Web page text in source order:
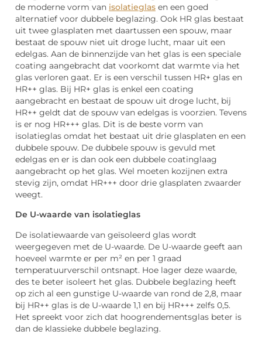
de moderne vorm van isolatieglas en een goed
alternatief voor dubbele beglazing. Ook HR glas bestaat
uit twee glasplaten met daartussen een spouw, maar
bestaat de spouw niet uit droge lucht, maar uit een
edelgas. Aan de binnenzijde van het glas is een speciale
coating aangebracht dat voorkomt dat warmte via het
glas verloren gaat. Er is een verschil tussen HR+ glas en
HR++ glas. Bij HR+ glas is enkel een coating
aangebracht en bestaat de spouw uit droge lucht, bij
HR++ geldt dat de spouw van edelgas is voorzien. Tevens
is er nog HR+++ glas. Dit is de beste vorm van
isolatieglas omdat het bestaat uit drie glasplaten en een
dubbele spouw. De dubbele spouw is gevuld met
edelgas en er is dan ook een dubbele coatinglaag
aangebracht op het glas. Wel moeten kozijnen extra
stevig zijn, omdat HR+++ door drie glasplaten zwaarder
weegt.
De U-waarde van isolatieglas
De isolatiewaarde van geïsoleerd glas wordt
weergegeven met de U-waarde. De U-waarde geeft aan
hoeveel warmte er per m² en per 1 graad
temperatuurverschil ontsnapt. Hoe lager deze waarde,
des te beter isoleert het glas. Dubbele beglazing heeft
op zich al een gunstige U-waarde van rond de 2,8, maar
bij HR++ glas is de U-waarde 1,1 en bij HR+++ zelfs 0,5.
Het spreekt voor zich dat hoogrendementsglas beter is
dan de klassieke dubbele beglazing.